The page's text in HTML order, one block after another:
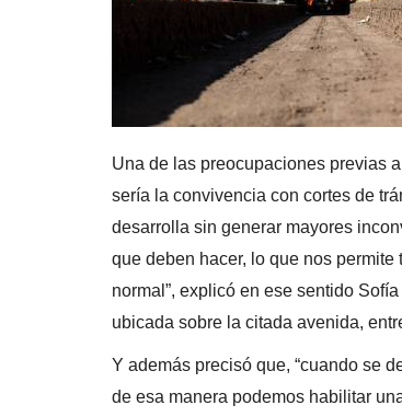
Una de las preocupaciones previas
sería la convivencia con cortes de
desarrolla sin generar mayores
que deben hacer, lo que nos
normal”, explicó en ese sentido
ubicada sobre la citada avenida,
Y además precisó que, “cuando se
de esa manera podemos habilitar